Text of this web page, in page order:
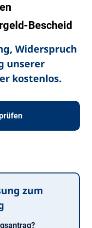
Bescheid
Widerspruch
unserer
kostenlos.
zum